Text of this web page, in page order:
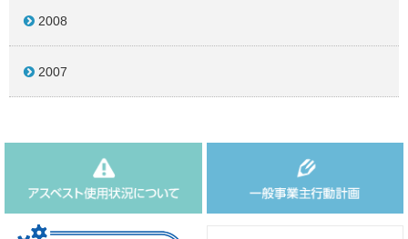
2008
2007